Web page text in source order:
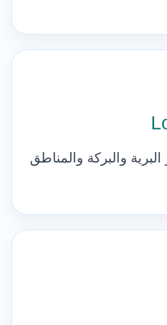
والبركة والمناطق